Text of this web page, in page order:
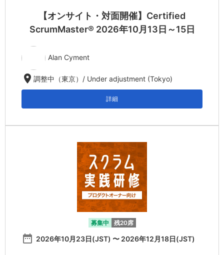
【オンサイト・対面開催】Certified
ScrumMaster® 2026年10月13日～15日
Alan Cyment
location_on調整中（東京）/ Under adjustment (Tokyo)
詳細
募集中 残20席
date_range 2026年10月23日(JST) 〜 2026年12月18日(JST)